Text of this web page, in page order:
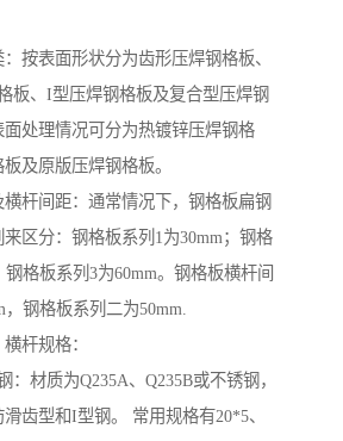
按表面形状分为齿形压焊钢格板、
板、I型压焊钢格板及复合型压焊钢
处理情况可分为热镀锌压焊钢格
及原版压焊钢格板。
杆间距：通常情况下，钢格板扁钢
区分：钢格板系列1为30mm；钢格
格板系列3为60mm。钢格板横杆间
，钢格板系列二为50mm.
杆规格：
：材质为Q235A、Q235B或不锈钢，
齿型和I型钢。 常用规格有20*5、